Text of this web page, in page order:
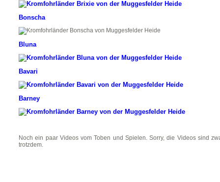
Bonscha
Bluna
Bavari
Barney
Noch ein paar Videos vom Toben und Spielen. Sorry, die Videos sind
trotzdem.